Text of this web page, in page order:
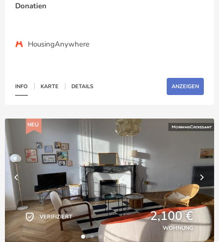
Donatien
HousingAnywhere
INFO KARTE DETAILS ANZEIGEN
NEU
VERIFIZIERT 2,100 €
WOHNUNG